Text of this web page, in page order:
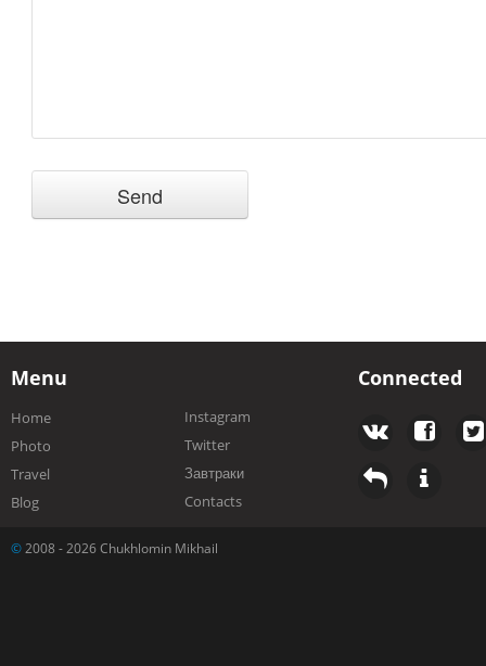
Menu
Home
Photo
Travel
Blog
Instagram
Twitter
Завтраки
Contacts
Connected
© 2008 - 2026 Chukhlomin Mikhail